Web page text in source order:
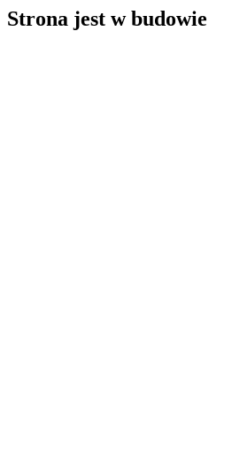
Strona jest w budowie